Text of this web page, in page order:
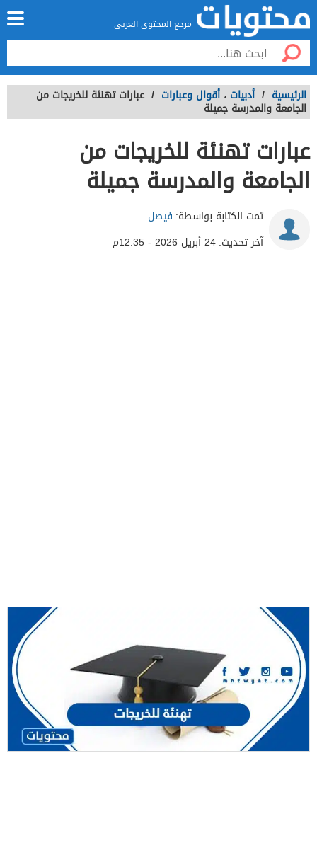
مرجع المحتوى العربي
الرئيسية / أدبيات ، أقوال وعبارات / عبارات تهنئة للخريجات من
الجامعة والمدرسة جميلة
عبارات تهنئة للخريجات من
الجامعة والمدرسة جميلة
تمت الكتابة بواسطة: فيصل
آخر تحديث:24 أبريل 2026 - 12:35م